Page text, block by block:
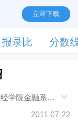
立即下载
报录比 分数
学院金融系、
成，是我校新
2011-07-22